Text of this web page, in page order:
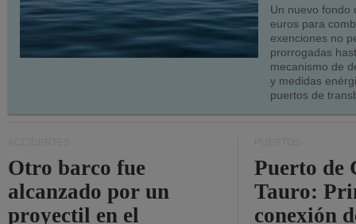
Un nuevo fondo
euros para
exenciones no
prorrogadas
mecanismo de
y medidas
puertos de
Otro barco fue
alcanzado por un
proyectil en el
Puerto de
Tauro:
conexión